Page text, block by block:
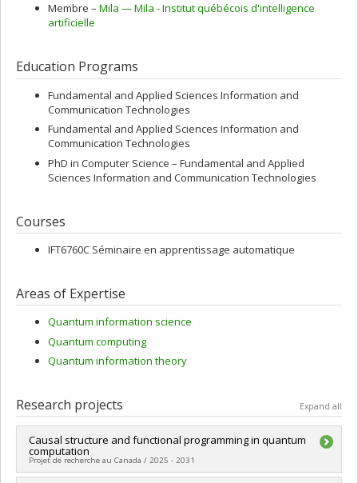
Membre – Mila — Mila - Institut québécois d'intelligence
artificielle
Education Programs
Fundamental and Applied Sciences Information and
Communication Technologies
Fundamental and Applied Sciences Information and
Communication Technologies
PhD in Computer Science – Fundamental and Applied
Sciences Information and Communication Technologies
Courses
IFT6760C Séminaire en apprentissage automatique
Areas of Expertise
Quantum information science
Quantum computing
Quantum information theory
Research projects Expand all
Causal structure and functional programming in quantum
computation
Projet de recherche au Canada / 2025 - 2031